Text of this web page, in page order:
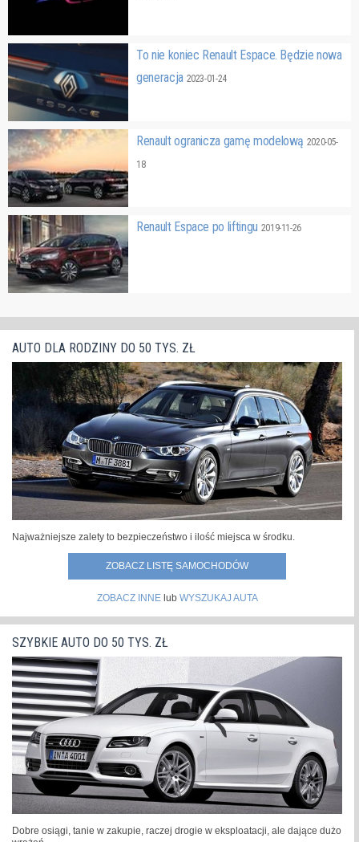
To nie koniec Renault Espace. Będzie nowa
generacja 2023-01-24
Renault ogranicza gamę modelową 2020-05-
18
Renault Espace po liftingu 2019-11-26
AUTO DLA RODZINY DO 50 TYS. ZŁ
Najważniejsze zalety to bezpieczeństwo i ilość miejsca w środku.
ZOBACZ LISTĘ SAMOCHODÓW
ZOBACZ INNElub WYSZUKAJ AUTA
SZYBKIE AUTO DO 50 TYS. ZŁ
Dobre osiągi, tanie w zakupie, raczej drogie w eksploatacji, ale dające dużo